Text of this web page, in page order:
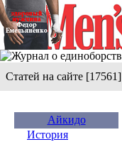
Статей на сайте [17561]
Айкидо
История